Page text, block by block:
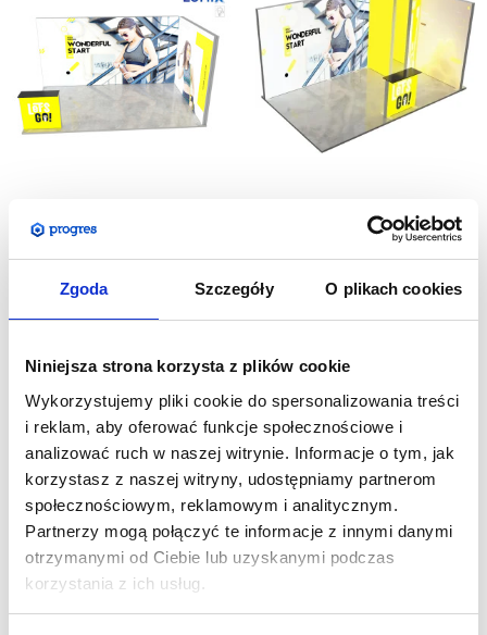
Zgoda Szczegóły O plikach cookies
Niniejsza strona korzysta z plików cookie
Wykorzystujemy pliki cookie do spersonalizowania treści
i reklam, aby oferować funkcje społecznościowe i
analizować ruch w naszej witrynie. Informacje o tym, jak
korzystasz z naszej witryny, udostępniamy partnerom
społecznościowym, reklamowym i analitycznym.
Partnerzy mogą połączyć te informacje z innymi danymi
otrzymanymi od Ciebie lub uzyskanymi podczas
korzystania z ich usług.
Stoisko Targowe narożne
LED Lumix 15m2
Stoisko Targowe LED
Lumix z zapleczem 15m2
Cena brutto: